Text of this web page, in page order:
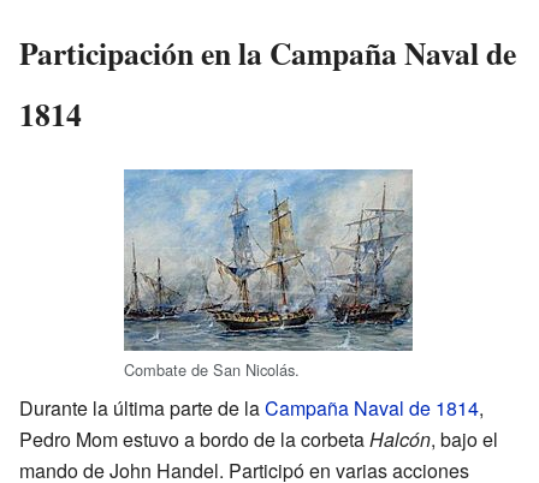
Participación en la Campaña Naval de
1814
Combate de San Nicolás.
Durante la última parte de laCampaña Naval de 1814,
Pedro Mom estuvo a bordo de la corbetaHalcón, bajo el
mando de John Handel. Participó en varias acciones